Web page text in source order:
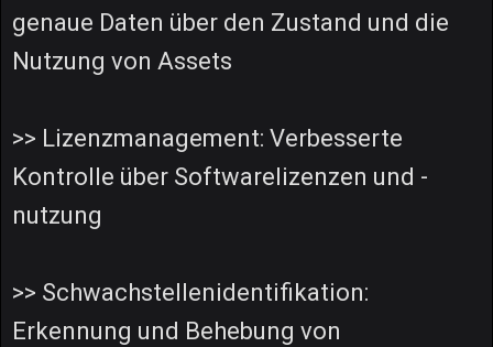
genaue Daten über den Zustand und die
Nutzung von Assets
>> Lizenzmanagement: Verbesserte
Kontrolle über Softwarelizenzen und -
nutzung
>> Schwachstellenidentifikation:
Erkennung und Behebung von